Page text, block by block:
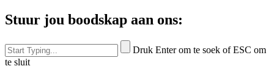
Stuur jou boodskap aan ons:
Druk Enter om te soek of ESC om
te sluit